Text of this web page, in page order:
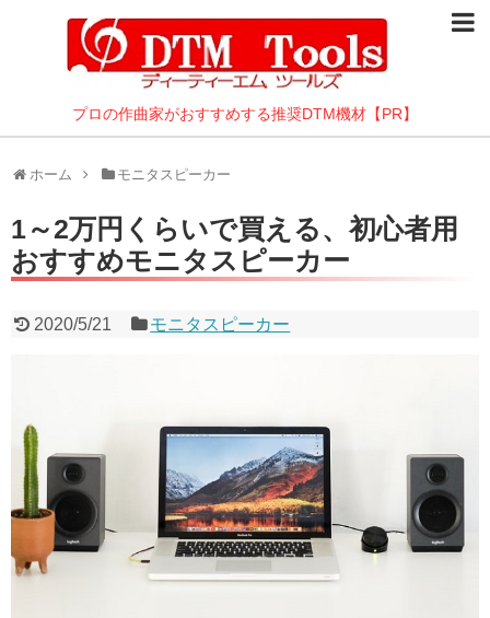
プロの作曲家がおすすめする推奨DTM機材【PR】
ホーム モニタスピーカー
1～2万円くらいで買える、初心者用
おすすめモニタスピーカー
2020/5/21 モニタスピーカー
DTMパソコン
10万以内のデスクトップ
静かなパソコン特集
モニタスピーカー